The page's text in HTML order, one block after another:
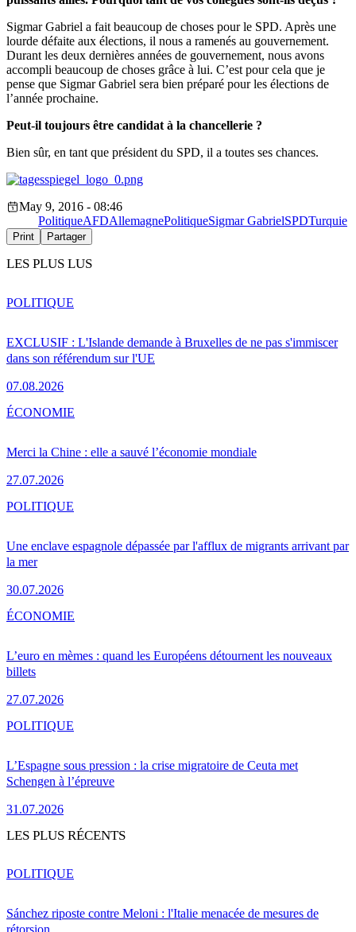
Sigmar Gabriel a fait beaucoup de choses pour le SPD. Après une
lourde défaite aux élections, il nous a ramenés au gouvernement.
Durant les deux dernières années de gouvernement, nous avons
accompli beaucoup de choses grâce à lui. C’est pour cela que je
pense que Sigmar Gabriel sera bien préparé pour les élections de
l’année prochaine.
Peut-il toujours être candidat à la chancellerie ?
Bien sûr, en tant que président du SPD, il a toutes ses chances.
May 9, 2016 - 08:46
PolitiqueAFDAllemagnePolitiqueSigmar GabrielSPDTurquie
Print Partager
LES PLUS LUS
EXCLUSIF : L'Islande demande à Bruxelles de ne pas s'immiscer
dans son référendum sur l'UE
07.08.2026
POLITIQUE
Merci la Chine : elle a sauvé l’économie mondiale
27.07.2026
ÉCONOMIE
Une enclave espagnole dépassée par l'afflux de migrants arrivant par
la mer
30.07.2026
POLITIQUE
L’euro en mèmes : quand les Européens détournent les nouveaux
billets
27.07.2026
ÉCONOMIE
L’Espagne sous pression : la crise migratoire de Ceuta met
Schengen à l’épreuve
31.07.2026
POLITIQUE
LES PLUS RÉCENTS
Sánchez riposte contre Meloni : l'Italie menacée de mesures de
rétorsion
POLITIQUE